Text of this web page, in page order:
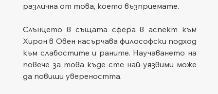
различна от това, което възприемате.
Слънцето в същата сфера в аспект към
Хирон в Овен насърчава философски подход
към слабостите и раните. Научаването на
повече за това къде сте най-уязвими може
да повиши увереността.